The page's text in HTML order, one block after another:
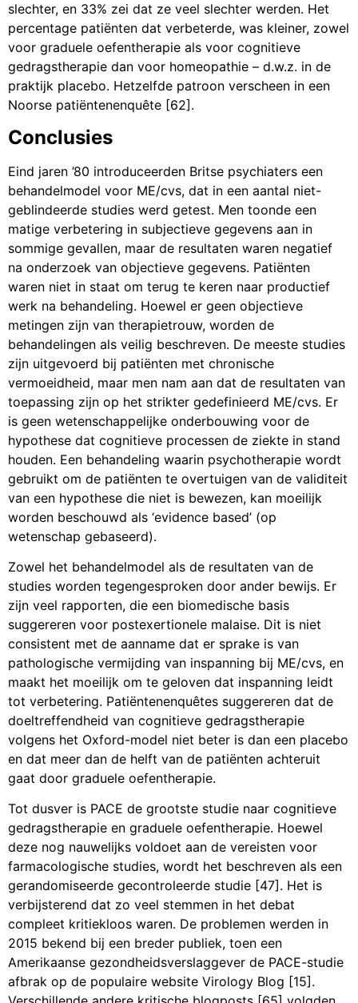
slechter, en 33% zei dat ze veel slechter werden. Het
percentage patiënten dat verbeterde, was kleiner, zowel
voor graduele oefentherapie als voor cognitieve
gedragstherapie dan voor homeopathie – d.w.z. in de
praktijk placebo. Hetzelfde patroon verscheen in een
Noorse patiëntenenquête [62].
Conclusies
Eind jaren ’80 introduceerden Britse psychiaters een
behandelmodel voor ME/cvs, dat in een aantal niet-
geblindeerde studies werd getest. Men toonde een
matige verbetering in subjectieve gegevens aan in
sommige gevallen, maar de resultaten waren negatief
na onderzoek van objectieve gegevens. Patiënten
waren niet in staat om terug te keren naar productief
werk na behandeling. Hoewel er geen objectieve
metingen zijn van therapietrouw, worden de
behandelingen als veilig beschreven. De meeste studies
zijn uitgevoerd bij patiënten met chronische
vermoeidheid, maar men nam aan dat de resultaten van
toepassing zijn op het strikter gedefinieerd ME/cvs. Er
is geen wetenschappelijke onderbouwing voor de
hypothese dat cognitieve processen de ziekte in stand
houden. Een behandeling waarin psychotherapie wordt
gebruikt om de patiënten te overtuigen van de validiteit
van een hypothese die niet is bewezen, kan moeilijk
worden beschouwd als ‘evidence based’ (op
wetenschap gebaseerd).
Zowel het behandelmodel als de resultaten van de
studies worden tegengesproken door ander bewijs. Er
zijn veel rapporten, die een biomedische basis
suggereren voor postexertionele malaise. Dit is niet
consistent met de aanname dat er sprake is van
pathologische vermijding van inspanning bij ME/cvs, en
maakt het moeilijk om te geloven dat inspanning leidt
tot verbetering. Patiëntenenquêtes suggereren dat de
doeltreffendheid van cognitieve gedragstherapie
volgens het Oxford-model niet beter is dan een placebo
en dat meer dan de helft van de patiënten achteruit
gaat door graduele oefentherapie.
Tot dusver is PACE de grootste studie naar cognitieve
gedragstherapie en graduele oefentherapie. Hoewel
deze nog nauwelijks voldoet aan de vereisten voor
farmacologische studies, wordt het beschreven als een
gerandomiseerde gecontroleerde studie [47]. Het is
verbijsterend dat zo veel stemmen in het debat
compleet kritiekloos waren. De problemen werden in
2015 bekend bij een breder publiek, toen een
Amerikaanse gezondheidsverslaggever de PACE-studie
afbrak op de populaire website Virology Blog [15].